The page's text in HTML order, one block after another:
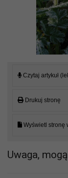
Czytaj artykuł
Drukuj stronę
Wyświetl stronę
Uwaga,